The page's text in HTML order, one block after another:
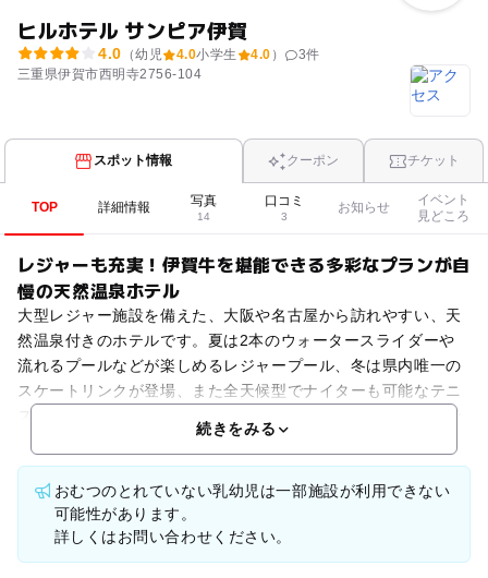
ヒルホテル サンピア伊賀
4.0 （幼児 4.0小学生 4.0 ） 3件
三重県伊賀市西明寺2756-104
スポット情報 クーポン チケット
TOP 詳細情報 写真
14
口コミ
3
お知らせ
イベント
見どころ
レジャーも充実！伊賀牛を堪能できる多彩なプランが自
慢の天然温泉ホテル
大型レジャー施設を備えた、大阪や名古屋から訪れやすい、天
然温泉付きのホテルです。夏は2本のウォータースライダーや
流れるプールなどが楽しめるレジャープール、冬は県内唯一の
スケートリンクが登場、また全天候型でナイターも可能なテニ
続きをみる
おむつのとれていない乳幼児は一部施設が利用できない
可能性があります。
詳しくはお問い合わせください。